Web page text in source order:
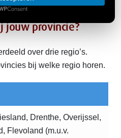
direct een goede indruk.
jouw provincie?
over drie regio’s.
bij welke regio horen.
Drenthe, Overijssel,
Flevoland (m.u.v.